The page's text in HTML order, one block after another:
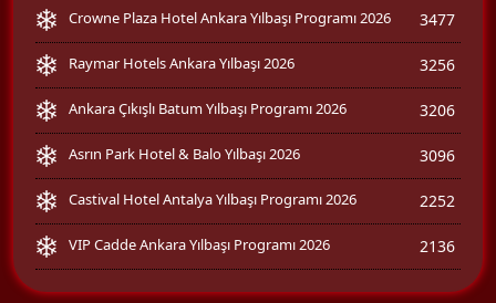
Crowne Plaza Hotel Ankara Yılbaşı Programı 2026 3477
Raymar Hotels Ankara Yılbaşı 2026 3256
Ankara Çıkışlı Batum Yılbaşı Programı 2026 3206
Asrın Park Hotel & Balo Yılbaşı 2026 3096
Castival Hotel Antalya Yılbaşı Programı 2026 2252
VIP Cadde Ankara Yılbaşı Programı 2026 2136